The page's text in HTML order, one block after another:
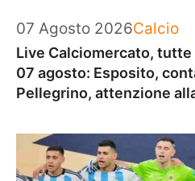
07 Agosto 2026Categorie
Calcio
Live Calciomercato,
07 agosto: Esposito,
Pellegrino, attenzione